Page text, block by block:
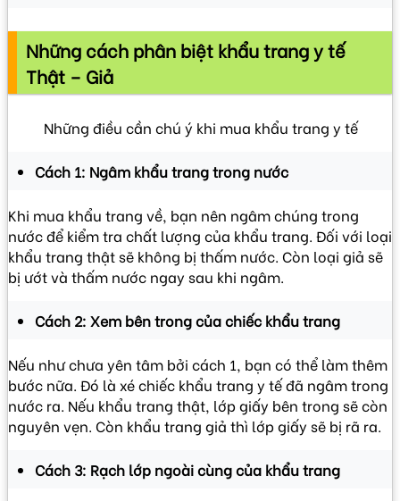
Những cách phân biệt khẩu trang y tế
Thật – Giả
Những điều cần chú ý khi mua khẩu trang y tế
Cách 1: Ngâm khẩu trang trong nước
Khi mua khẩu trang về, bạn nên ngâm chúng trong
nước để kiểm tra chất lượng của khẩu trang. Đối với loại
khẩu trang thật sẽ không bị thấm nước. Còn loại giả sẽ
bị ướt và thấm nước ngay sau khi ngâm.
Cách 2: Xem bên trong của chiếc khẩu trang
Nếu như chưa yên tâm bởi cách 1, bạn có thể làm thêm
bước nữa. Đó là xé chiếc khẩu trang y tế đã ngâm trong
nước ra. Nếu khẩu trang thật, lớp giấy bên trong sẽ còn
nguyên vẹn. Còn khẩu trang giả thì lớp giấy sẽ bị rã ra.
Cách 3: Rạch lớp ngoài cùng của khẩu trang